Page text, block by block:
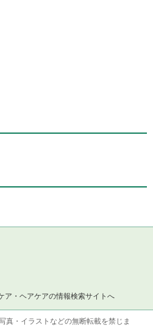
ア・ヘアケアの情報検索サイトへ
真・イラストなどの無断転載を禁じま